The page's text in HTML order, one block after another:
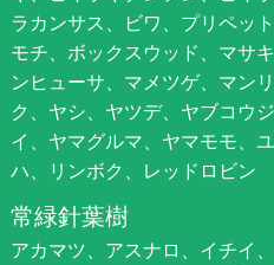
ラカンサス、ビワ、プリペッ
モチ、ボックスウッド、マサ
ンヒューサ、マメツゲ、マン
ク、ヤシ、ヤツデ、ヤブコウ
イ、ヤマグルマ、ヤマモモ、
ハ、リンボク、レッドロビン
常緑針葉樹
アカマツ、アスナロ、イチイ